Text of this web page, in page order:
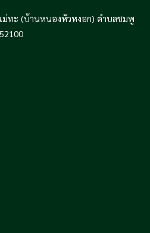
ม่ทะ (บ้านหนองหัวหงอก) ตำบลชมพู